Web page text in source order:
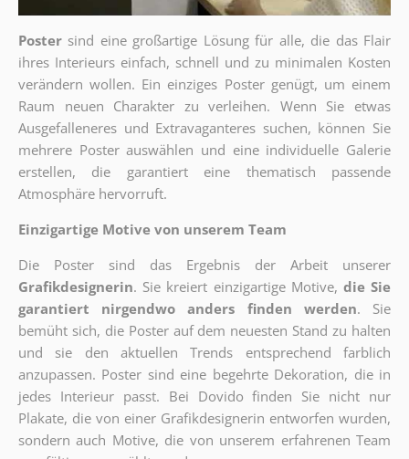
Poster sind eine großartige Lösung für alle, die das Flair
ihres Interieurs einfach, schnell und zu minimalen Kosten
verändern wollen. Ein einziges Poster genügt, um einem
Raum neuen Charakter zu verleihen. Wenn Sie etwas
Ausgefalleneres und Extravaganteres suchen, können Sie
mehrere Poster auswählen und eine individuelle Galerie
erstellen, die garantiert eine thematisch passende
Atmosphäre hervorruft.
Einzigartige Motive von unserem Team
Die Poster sind das Ergebnis der Arbeit unserer
Grafikdesignerin. Sie kreiert einzigartige Motive, die Sie
garantiert nirgendwo anders finden werden. Sie
bemüht sich, die Poster auf dem neuesten Stand zu halten
und sie den aktuellen Trends entsprechend farblich
anzupassen. Poster sind eine begehrte Dekoration, die in
jedes Interieur passt. Bei Dovido finden Sie nicht nur
Plakate, die von einer Grafikdesignerin entworfen wurden,
sondern auch Motive, die von unserem erfahrenen Team